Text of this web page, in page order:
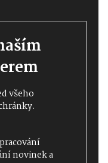
všeho
novinek a